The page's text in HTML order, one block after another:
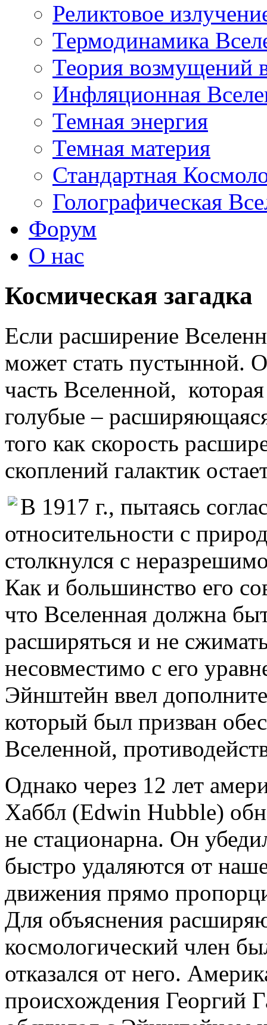
Реликтовое
Термодинамика
Теория возмущений
Инфляционная
Темная энергия
Темная материя
Стандартная
Голографическая
Форум
О нас
Космическая загадка
Если расширение
может стать пустынной.
часть Вселенной,
голубые –
того как скорость
скоплений галактик
В 1917 г., пытаясь
относительности с
столкнулся с
Как и большинство его
что Вселенная должна
расширяться и не
несовместимо с его
Эйнштейн ввел
который был призван
Вселенной,
Однако через 12 лет
Хаббл (Edwin Hubble)
не стационарна. Он
быстро удаляются от
движения прямо
Для объяснения
космологический член
отказался от него.
происхождения Георгий